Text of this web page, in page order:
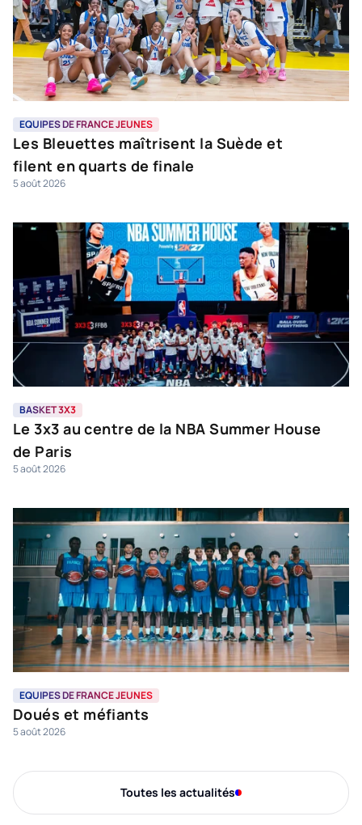
EQUIPES DE FRANCE JEUNES
Les Bleuettes maîtrisent la Suède et
filent en quarts de finale
5 août 2026
BASKET 3X3
Le 3x3 au centre de la NBA Summer House
de Paris
5 août 2026
EQUIPES DE FRANCE JEUNES
Doués et méfiants
5 août 2026
Toutes les actualités